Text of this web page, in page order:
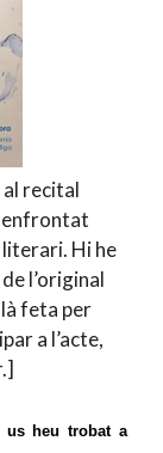
recital
enfrontat
Hi he
l’original
feta per
a l’acte,
us heu trobat a